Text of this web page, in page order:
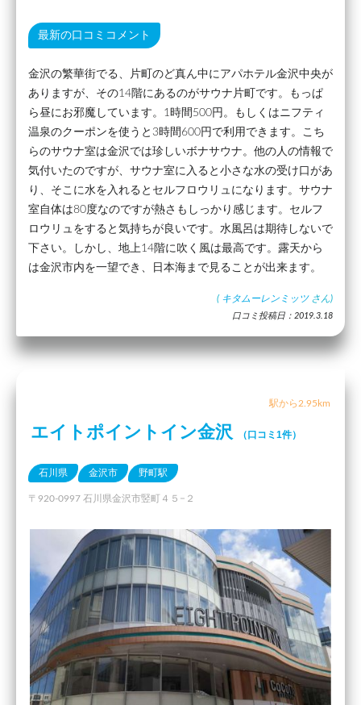
最新の口コミコメント
金沢の繁華街でる、片町のど真ん中にアパホテル金沢中央が
ありますが、その14階にあるのがサウナ片町です。もっぱ
ら昼にお邪魔しています。1時間500円。もしくはニフティ
温泉のクーポンを使うと3時間600円で利用できます。こち
らのサウナ室は金沢では珍しいボナサウナ。他の人の情報で
気付いたのですが、サウナ室に入ると小さな水の受け口があ
り、そこに水を入れるとセルフロウリュになります。サウナ
室自体は80度なのですが熱さもしっかり感じます。セルフ
ロウリュをすると気持ちが良いです。水風呂は期待しないで
下さい。しかし、地上14階に吹く風は最高です。露天から
は金沢市内を一望でき、日本海まで見ることが出来ます。
( キタムーレンミッツ さん)
口コミ投稿日：2019.3.18
駅から2.95km
エイトポイントイン金沢 （口コミ1件）
石川県 金沢市 野町駅
〒920-0997 石川県金沢市竪町４５−２